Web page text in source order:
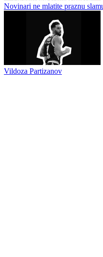
Evroliga objavila kalendar:
dočekuje Milano — prvi derbi